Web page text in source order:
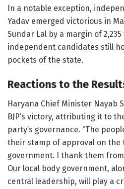
In a notable exception,
Yadav emerged victorious in
Sundar Lal by a margin of
independent candidates still
pockets of the state.
Reactions to the
Haryana Chief Minister Nayab
BJP’s victory, attributing it to
party’s governance. “The
their stamp of approval on the
government. I thank them
Our local body government,
central leadership, will play a